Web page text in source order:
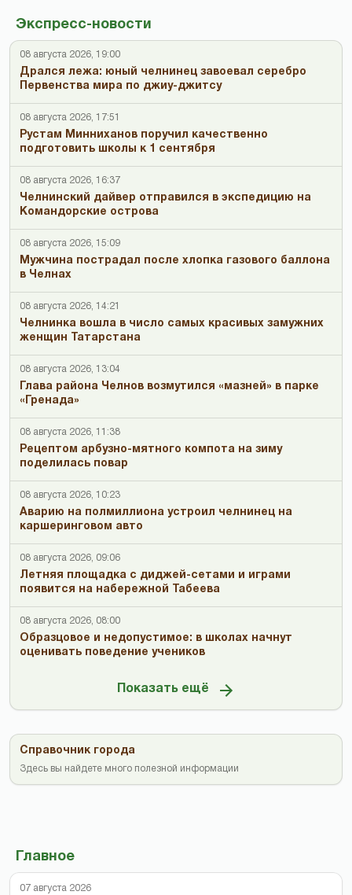
Экспресс-новости
08 августа 2026, 19:00
Дрался лежа: юный челнинец завоевал серебро
Первенства мира по джиу-джитсу
08 августа 2026, 17:51
Рустам Минниханов поручил качественно
подготовить школы к 1 сентября
08 августа 2026, 16:37
Челнинский дайвер отправился в экспедицию на
Командорские острова
08 августа 2026, 15:09
Мужчина пострадал после хлопка газового баллона
в Челнах
08 августа 2026, 14:21
Челнинка вошла в число самых красивых замужних
женщин Татарстана
08 августа 2026, 13:04
Глава района Челнов возмутился «мазней» в парке
«Гренада»
08 августа 2026, 11:38
Рецептом арбузно-мятного компота на зиму
поделилась повар
08 августа 2026, 10:23
Аварию на полмиллиона устроил челнинец на
каршеринговом авто
08 августа 2026, 09:06
Летняя площадка с диджей-сетами и играми
появится на набережной Табеева
08 августа 2026, 08:00
Образцовое и недопустимое: в школах начнут
оценивать поведение учеников
Показать ещё
Справочник города
Здесь вы найдете много полезной информации
Главное
07 августа 2026